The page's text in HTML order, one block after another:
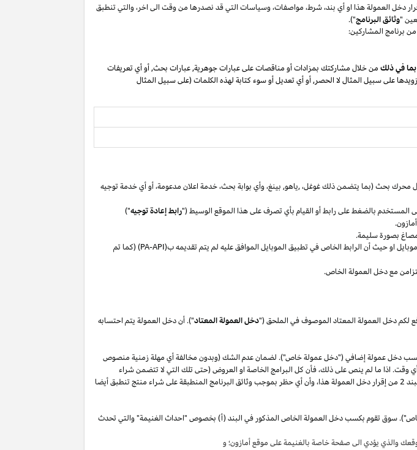
دخل العمولة هذا او أي بند،شرط، مواصفات،وسياسات التي قد نصدرها من وقت الى اخر،والتي تنطبق
"وثائق البرنامج").
برنامج المشاركين:
بما في ذلك من خلال مشاركتك بمزادات أو مناقصات على عبارات جوهرية, عبارات بحث, أو أي تعريفات
على سبيل المثال لا الحصر, أو أي تعديل أو سوء كتابة لهذه الكلمات (على سبيل المثال
محرك بحث (بما يتضمن ذلكغوغل،,ياهو, بينغ،وأي بوابة بحث،خدمة اعلان مدعومة،أوأي خدمة توجيه
المستخدم بالضغط على رابط أو القيام بأي تصرف على هذا الموقع الوسيط ("رابط إعادة توجيه")
مصاغ بصورة سليمة.
موبايل او حيثأن الرابط الخاص في تطبيق الموبايل الموافقعليه لم يتم تقديمه ب(PA-API) (كما تم
مع دخل العمولة الخاص.
لكم دخل العمولة المعتاد الموصوف في الملحق ("دخل العمولة المعتاد"). أن دخل العمولة يتم احتسابه
دخل عمولة إضافي ("دخل عمولة خاص"). لضمان عدم الشك (وبدون مخالفة أي مهلة زمنية منصوص
وقت. اذا ما لم ينص علىذلك،فأن كل البرامج الخاصة او العروض (حتى تلك التي لا تتضمن شراء
2 من إقرار دخل العمولةهذا،وأن أي حظر بموجب وثائق البرنامج المنطبقة على شراء منتج تنطبق أيضا
سوق تقوم بكسب دخل العمولة الخاص المذكور في البند (أ) بخصوص "احداث الغنيمة" والتي تحدث
والذي يؤدي الى صفحة خاصة بالغنيمة على موقع أمازون؛ و